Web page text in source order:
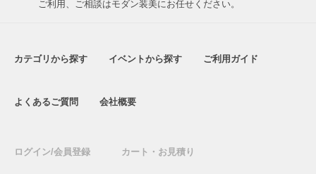
ご利用、ご相談はモダン装美にお任せください。
カテゴリから探す イベントから探す ご利用ガイド
よくあるご質問 会社概要
ログイン/会員登録 カート・お見積り